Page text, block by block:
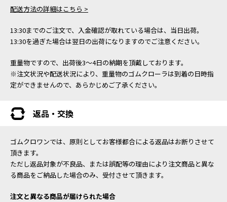
配送方法の詳細はこちら >
13:30までのご注文で、入金確認が取れている場合は、当日出荷。
13:30を過ぎた場合は翌日の出荷になりますのでご注意ください。
重量物ですので、出荷後3～4日の納期を頂戴しております。
※注文状況や配送状況により、重量物のゴムクローラは到着の日時指
定ができませんので、あらかじめご了承ください。
返品・交換
ゴムクロワンでは、原則としてお客様都合による返品はお断りさせて
頂きます。
ただし返品対象が不良品、または誤配等の理由により注文商品と異な
る商品をご納品した場合のみ、受付させて頂きます。
注文と異なる商品が届けられた場合